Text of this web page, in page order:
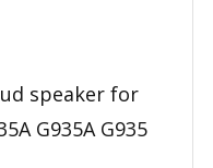
speaker for
G935A G935